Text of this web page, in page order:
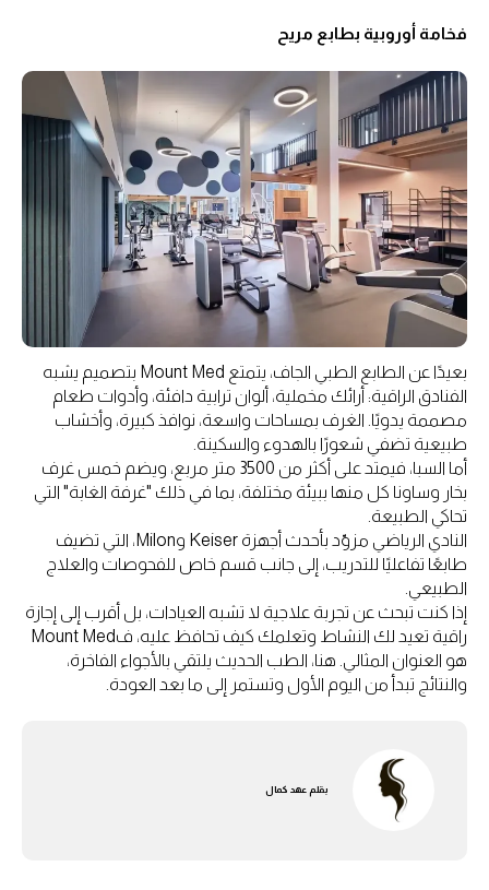
فخامة أوروبية بطابع مريح
بعيدًا عن الطابع الطبي الجاف، يتمتع Mount Med بتصميم يشبه
الفنادق الراقية: أرائك مخملية، ألوان ترابية دافئة، وأدوات طعام
مصممة يدويًا. الغرف بمساحات واسعة، نوافذ كبيرة، وأخشاب
طبيعية تضفي شعورًا بالهدوء والسكينة.
أما السبا، فيمتد على أكثر من 3500 متر مربع، ويضم خمس غرف
بخار وساونا كل منها ببيئة مختلفة، بما في ذلك "غرفة الغابة" التي
تحاكي الطبيعة.
النادي الرياضي مزوّد بأحدث أجهزة Keiser وMilon، التي تضيف
طابعًا تفاعليًا للتدريب، إلى جانب قسم خاص للفحوصات والعلاج
الطبيعي.
إذا كنت تبحث عن تجربة علاجية لا تشبه العيادات، بل أقرب إلى إجازة
راقية تعيد لك النشاط وتعلمك كيف تحافظ عليه، فMount Med
هو العنوان المثالي. هنا، الطب الحديث يلتقي بالأجواء الفاخرة،
والنتائج تبدأ من اليوم الأول وتستمر إلى ما بعد العودة.
بقلمعهد كمال